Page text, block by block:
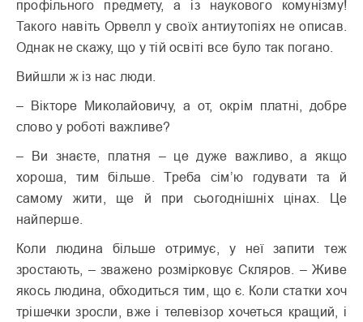
профільного предмету, а із наукового комунізму!
Такого навіть Орвелл у своїх антиутопіях не описав.
Однак не скажу, що у тій освіті все було так погано.
Вийшли ж із нас люди.
– Вікторе Миколайовичу, а от, окрім платні, добре
слово у роботі важливе?
– Ви знаєте, платня – це дуже важливо, а якщо
хороша, тим більше. Треба сім’ю годувати та й
самому жити, ще й при сьогоднішніх цінах. Це
найперше.
Коли людина більше отримує, у неї запити теж
зростають, – зважено розмірковує Скляров. – Живе
якось людина, обходиться тим, що є. Коли статки хоч
трішечки зросли, вже і телевізор хочеться кращий, і